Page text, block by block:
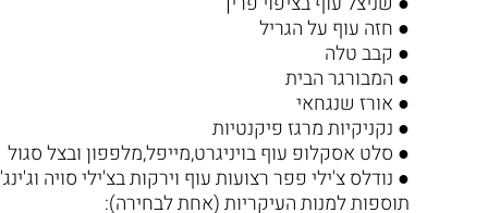
● חזה עוף על הגריל
● קבב טלה
● המבורגר הבית
● אורז שנגחאי
● נקניקיות מרגז פיקנטיות
● סלט אסקלופ עוף בויניגרט,מייפל,מלפפון ובצל סגול
● נודלס צ'ילי פפר רצועות עוף וירקות בצ'ילי סויה
תוספות למנות העיקריות (אחת לבחירה):